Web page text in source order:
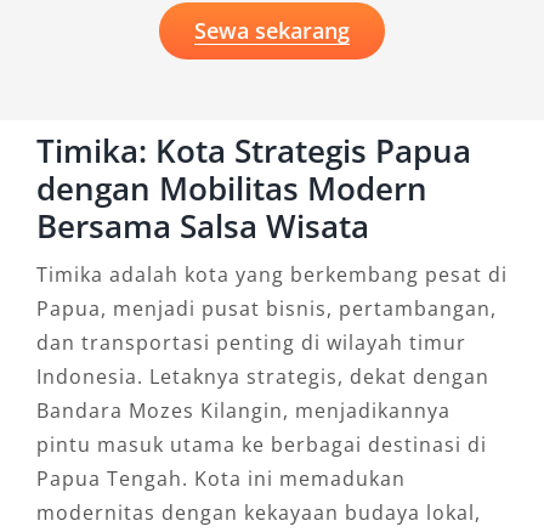
Sewa sekarang
Timika: Kota Strategis Papua
dengan Mobilitas Modern
Bersama Salsa Wisata
Timika adalah kota yang berkembang pesat di
Papua, menjadi pusat bisnis, pertambangan,
dan transportasi penting di wilayah timur
Indonesia. Letaknya strategis, dekat dengan
Bandara Mozes Kilangin, menjadikannya
pintu masuk utama ke berbagai destinasi di
Papua Tengah. Kota ini memadukan
modernitas dengan kekayaan budaya lokal,